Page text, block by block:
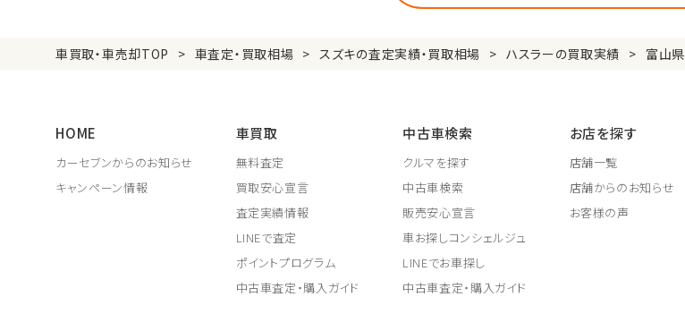
車買取・車売却TOP 車査定・買取相場 スズキの査定実績・買取相場 ハスラーの買取実績 富山県
HOME
カーセブンからのお知らせ
キャンペーン情報
車買取
無料査定
買取安心宣言
査定実績情報
LINEで査定
ポイントプログラム
中古車査定・購入ガイド
中古車検索
クルマを探す
中古車検索
販売安心宣言
車お探しコンシェルジュ
LINEでお車探し
中古車査定・購入ガイド
お店を探す
店舗一覧
店舗からのお知らせ
お客様の声